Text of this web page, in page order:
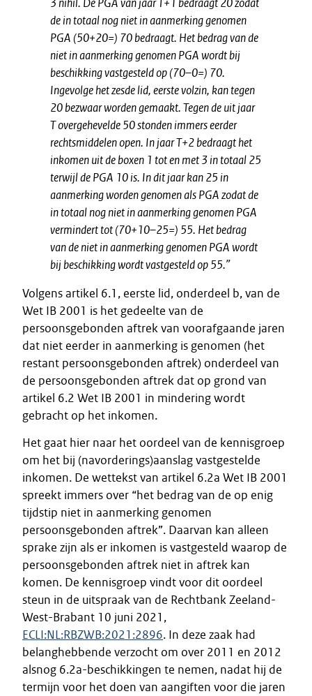
3 nihil. De PGA van jaar T+1 bedraagt 20 zodat
de in totaal nog niet in aanmerking genomen
PGA (50+20=) 70 bedraagt. Het bedrag van de
niet in aanmerking genomen PGA wordt bij
beschikking vastgesteld op (70–0=) 70.
Ingevolge het zesde lid, eerste volzin, kan tegen
20 bezwaar worden gemaakt. Tegen de uit jaar
T overgehevelde 50 stonden immers eerder
rechtsmiddelen open. In jaar T+2 bedraagt het
inkomen uit de boxen 1 tot en met 3 in totaal 25
terwijl de PGA 10 is. In dit jaar kan 25 in
aanmerking worden genomen als PGA zodat de
in totaal nog niet in aanmerking genomen PGA
vermindert tot (70+10–25=) 55. Het bedrag
van de niet in aanmerking genomen PGA wordt
bij beschikking wordt vastgesteld op 55.”
Volgens artikel 6.1, eerste lid, onderdeel b, van de
Wet IB 2001 is het gedeelte van de
persoonsgebonden aftrek van voorafgaande jaren
dat niet eerder in aanmerking is genomen (het
restant persoonsgebonden aftrek) onderdeel van
de persoonsgebonden aftrek dat op grond van
artikel 6.2 Wet IB 2001 in mindering wordt
gebracht op het inkomen.
Het gaat hier naar het oordeel van de kennisgroep
om het bij (navorderings)aanslag vastgestelde
inkomen. De wettekst van artikel 6.2a Wet IB 2001
spreekt immers over “het bedrag van de op enig
tijdstip niet in aanmerking genomen
persoonsgebonden aftrek”. Daarvan kan alleen
sprake zijn als er inkomen is vastgesteld waarop de
persoonsgebonden aftrek niet in aftrek kan
komen. De kennisgroep vindt voor dit oordeel
steun in de uitspraak van de Rechtbank Zeeland-
West-Brabant 10 juni 2021,
ECLI:NL:RBZWB:2021:2896. In deze zaak had
belanghebbende verzocht om over 2011 en 2012
alsnog 6.2a-beschikkingen te nemen, nadat hij de
termijn voor het doen van aangiften voor die jaren